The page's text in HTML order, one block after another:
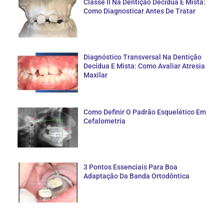
Classe II Na Dentição Decídua E Mista:
Como Diagnosticar Antes De Tratar
Diagnóstico Transversal Na Dentição
Decídua E Mista: Como Avaliar Atresia
Maxilar
Como Definir O Padrão Esquelético Em
Cefalometria
3 Pontos Essenciais Para Boa
Adaptação Da Banda Ortodôntica